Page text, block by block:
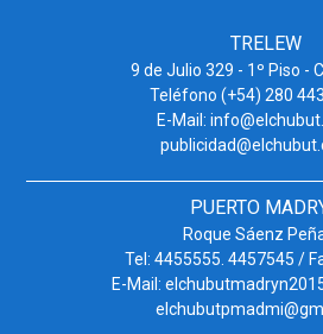
TRELEW
9 de Julio 329 - 1º Piso -
Teléfono (+54) 280
E-Mail:
PUERTO
Roque Sáenz
Tel: 4455555. 4457545 /
E-Mail: